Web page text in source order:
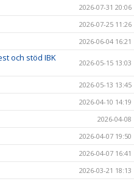
2026-07-31 20:06
2026-07-25 11:26
2026-06-04 16:21
och stöd IBK
2026-05-15 13:03
2026-05-13 13:45
2026-04-10 14:19
2026-04-08
2026-04-07 19:50
2026-04-07 16:41
2026-03-21 18:13